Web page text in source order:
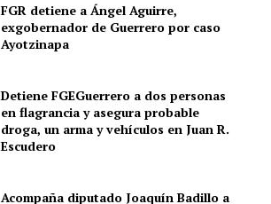
FGR detiene a Ángel Aguirre,
exgobernador de Guerrero por caso
Ayotzinapa
Detiene FGEGuerrero a dos personas
en flagrancia y asegura probable
droga, un arma y vehículos en Juan R.
Escudero
Acompaña diputado Joaquín Badillo a